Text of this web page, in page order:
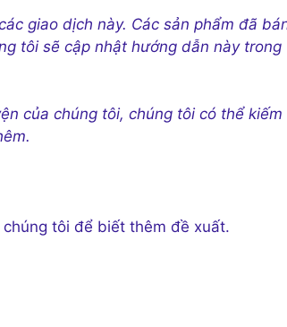
giao dịch này. Các sản phẩm đã
tôi sẽ cập nhật hướng dẫn này trong
của chúng tôi, chúng tôi có thể kiếm
.
tôi để biết thêm đề xuất.